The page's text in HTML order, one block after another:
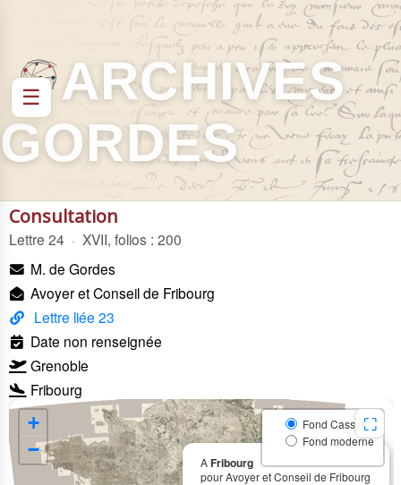
ARCHIVES
GORDES
☰
Consultation
Lettre 24 · XVII, folios : 200
M. de Gordes
Avoyer et Conseil de Fribourg
Lettre liée 23
Date non renseignée
Grenoble
Fribourg
⛶
AFribourg
pour Avoyer et Conseil de Fribourg
×
+
−
Fond Cassini
Fond moderne